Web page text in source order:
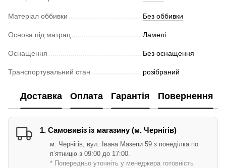
Матеріал оббивки Без оббивки
Основа під матрац Ламелі
Оснащення Без оснащення
Транспортувальний стан розібраний
Доставка Оплата Гарантія Повернення
1. Самовивіз із магазину (м. Чернігів)
м. Чернігів, вул. Івана Мазепи 59 з понеділка по
п’ятницю з 09:00 до 17:00.
* Попередньо уточніть у менеджера готовність